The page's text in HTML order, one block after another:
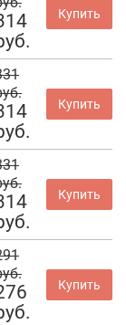
Купить
Купить
Купить
Купить